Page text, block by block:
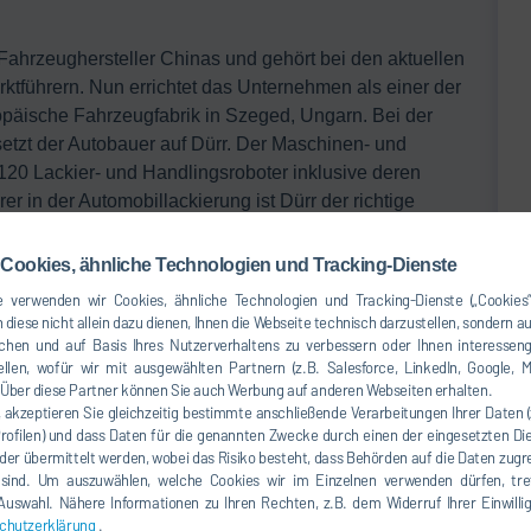
ähnliche Technologien und Tracking-Dienste
wir Cookies, ähnliche Technologien und Tracking-Dienste
diese nicht allein dazu dienen, Ihnen die Webseite technisch darzustellen, sondern
und auf Basis Ihres Nutzerverhaltens zu verbessern oder Ihnen
wofür wir mit ausgewählten Partnern (z.B. Salesforce, LinkedIn, Google,
diese Partner können Sie auch Werbung auf anderen Webseiten erhalten.
akzeptieren Sie gleichzeitig bestimmte anschließende Verarbeitungen Ihrer Daten
und dass Daten für die genannten Zwecke durch einen der eingesetzten
übermittelt werden, wobei das Risiko besteht, dass Behörden auf die Daten
Um auszuwählen, welche Cookies wir im Einzelnen verwenden dürfen,
Nähere Informationen zu Ihren Rechten, z.B. dem Widerruf Ihrer
.
Chinas und gehört bei den aktuellen
Nun errichtet das Unternehmen als einer der
Fahrzeugfabrik in Szeged, Ungarn. Bei der
der Autobauer auf Dürr. Der Maschinen- und
Lackier- und Handlingsroboter inklusive deren
in der Automobillackierung ist Dürr der richtige
umzusetzen. Wir überzeugten nicht nur mit
unsere Erfahrungen in Ungarn, wo wir schon
Automotive bei Dürr. Für Dürr handelt es sich um den
in der PKW-Sparte umsetzen darf. Um als
AG umfangreich und erfolgreich durch BYD
Lackierroboter der neuesten Generation der
Einsatz. Der Sieben-Achs-Roboter lackiert die
Präzision und Flexibilität. Durch die erweiterte